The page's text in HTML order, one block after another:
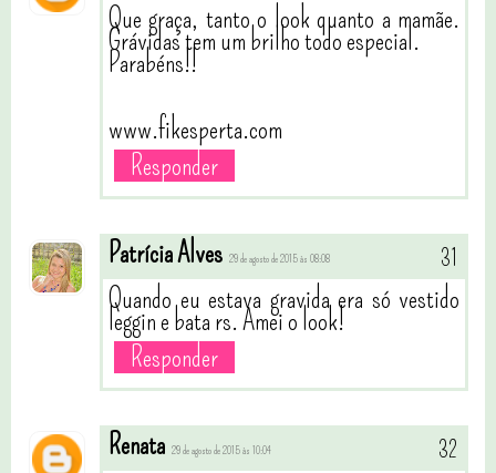
Que graça, tanto o look quanto a mamãe.
Grávidas tem um brilho todo especial.
Parabéns!!
www.fikesperta.com
Responder
Patrícia Alves 29 de agosto de 2015 às 08:08
Quando eu estava gravida era só vestido
leggin e bata rs. Amei o look!
Responder
Renata 29 de agosto de 2015 às 10:04